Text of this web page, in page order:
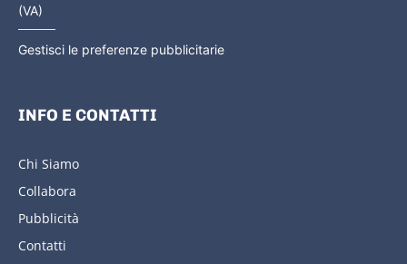
(VA)
Gestisci le preferenze pubblicitarie
INFO E CONTATTI
Chi Siamo
Collabora
Pubblicità
Contatti